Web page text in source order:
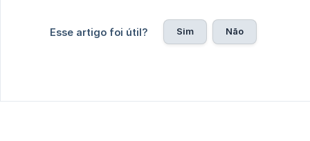
Esse artigo foi útil? Sim Não